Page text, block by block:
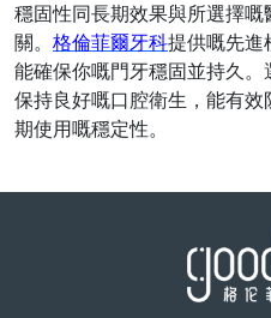
穩固性同長期效果與所選擇嘅
關。 格倫菲爾牙科提供嘅先進
能確保你嘅門牙穩固並持久。
保持良好嘅口腔衛生，能有
期使用 嘅穩定性。